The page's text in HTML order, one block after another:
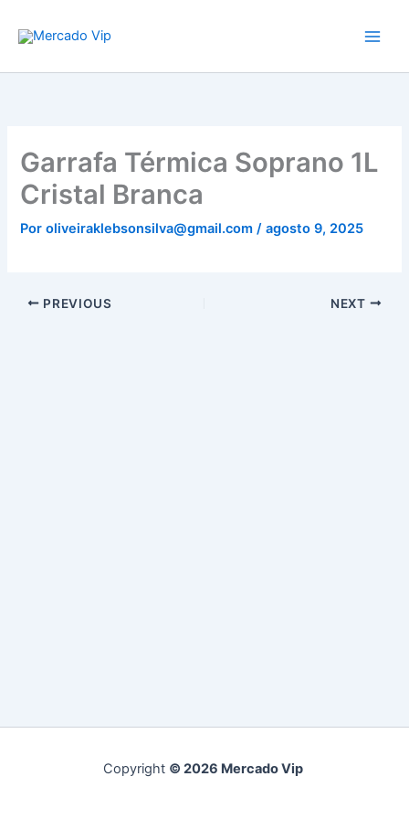
para
conteúdo
Garrafa Térmica Soprano 1L
Cristal Branca
Poroliveiraklebsonsilva@gmail.com/agosto 9, 2025
PREVIOUS NEXT
Copyright © 2026 Mercado Vip